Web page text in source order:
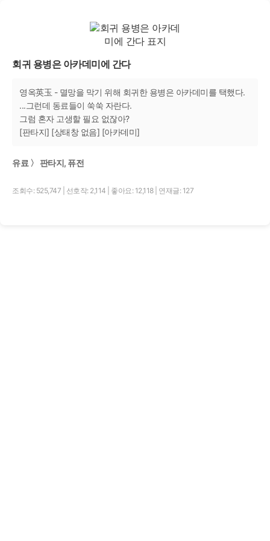
회귀 용병은 아카데미에 간다
영옥英玉 - 멸망을 막기 위해 회귀한 용병은 아카데미를 택했다.
...그런데 동료들이 쑥쑥 자란다.
그럼 혼자 고생할 필요 없잖아?
[판타지] [상태창 없음] [아카데미]
유료 〉 판타지, 퓨전
조회수: 525,747 선호작: 2,114 좋아요: 12,118 연재글: 127